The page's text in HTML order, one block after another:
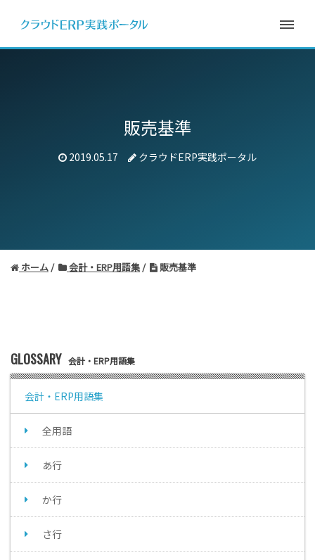
販売基準
2019.05.17 クラウドERP実践ポータル
ホーム 会計・ERP用語集 販売基準
GLOSSARY 会計・ERP用語集
会計・ERP用語集
全用語
あ行
か行
さ行